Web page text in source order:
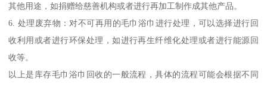
其他用途，如捐赠给慈善机构或者进行再加工制作成其他产品。
6. 处理废弃物：对不可再用的毛巾浴巾进行处理，可以选择进行回
收利用或者进行环保处理，如进行再生纤维化处理或者进行能源回
收等。
以上是库存毛巾浴巾回收的一般流程，具体的流程可能会根据不同